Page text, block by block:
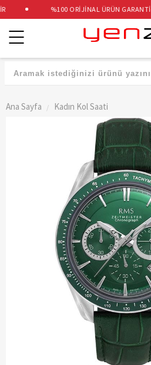
%100 ORİJİNAL ÜRÜN GARANTİSİ
Kategoriler
Ana Sayfa Kadın Kol Saati